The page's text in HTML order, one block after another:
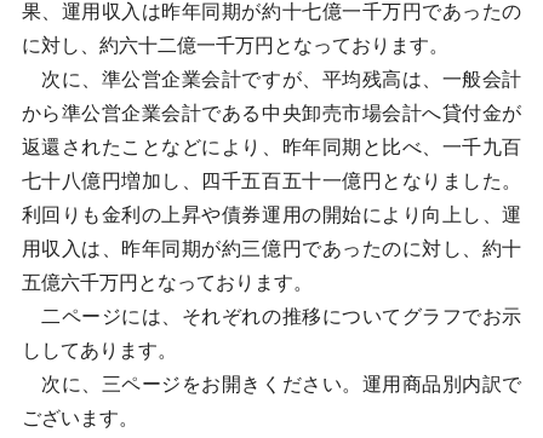
果、運用収入は昨年同期が約十七億一千万円であったの
に対し、約六十二億一千万円となっております。
次に、準公営企業会計ですが、平均残高は、一般会計
から準公営企業会計である中央卸売市場会計へ貸付金が
返還されたことなどにより、昨年同期と比べ、一千九百
七十八億円増加し、四千五百五十一億円となりました。
利回りも金利の上昇や債券運用の開始により向上し、運
用収入は、昨年同期が約三億円であったのに対し、約十
五億六千万円となっております。
二ページには、それぞれの推移についてグラフでお示
ししてあります。
次に、三ページをお開きください。運用商品別内訳で
ございます。